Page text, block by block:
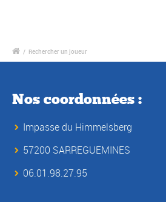
/ Rechercher un joueur
Nos coordonnées :
Impasse du Himmelsberg
57200 SARREGUEMINES
06.01.98.27.95